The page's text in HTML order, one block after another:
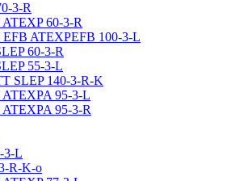
3-R
60-3-R
ATEXPEFB 100-3-L
60-3-R
55-3-L
SLEP 140-3-R-K
95-3-L
95-3-R
3-L
R-K-o